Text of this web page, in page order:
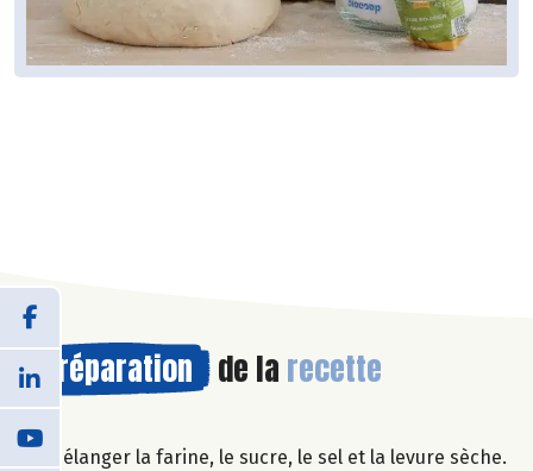
Préparation de la recette
Mélanger la farine, le sucre, le sel et la levure sèche.